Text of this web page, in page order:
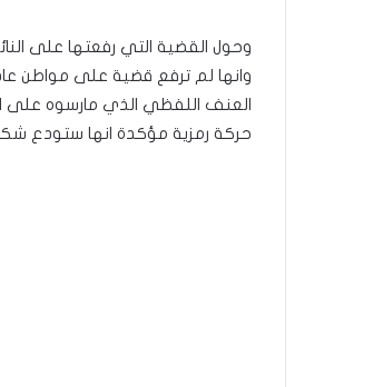
وحول القضية التي رفعتها على
وانها لم ترفع قضية على مواطن
العنف اللفظي الذي مارسوه على
حركة رمزية مؤكدة انها ستودع